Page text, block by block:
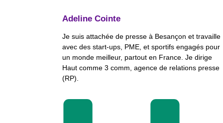
Adeline Cointe
Je suis attachée de presse à Besançon et travaille
avec des start-ups, PME, et sportifs engagés pour
un monde meilleur, partout en France. Je dirige
Haut comme 3 comm, agence de relations presse
(RP).